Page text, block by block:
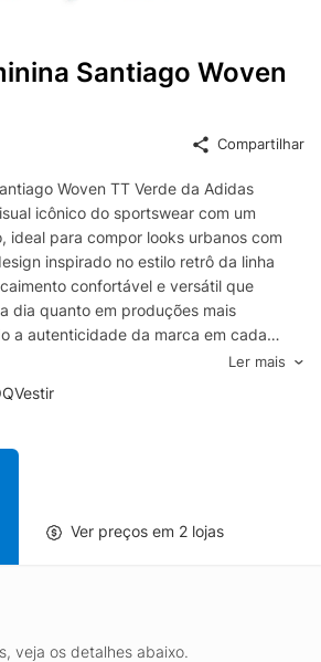
Santiago Woven
Compartilhar
Woven TT Verde da Adidas
icônico do sportswear com um
ideal para compor looks urbanos com
inspirado no estilo retrô da linha
confortável e versátil que
dia quanto em produções mais
a autenticidade da marca em cada
woven, essa jaqueta oferece leveza
uso frequente, perfeita para meia-
O modelo tipo track jacket
a cor verde adiciona um toque
da Adidas Originals reforçam o
e identidade, a Santiago Woven TT é
elevar o guarda-roupa com atitude e
Ler mais
Ver preços em 2 lojas
veja os detalhes abaixo.